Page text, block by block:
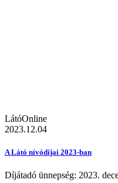
LátóOnline
2023.12.04
A Látó nívódíjai 2023-ban
Díjátadó ünnepség: 2023.